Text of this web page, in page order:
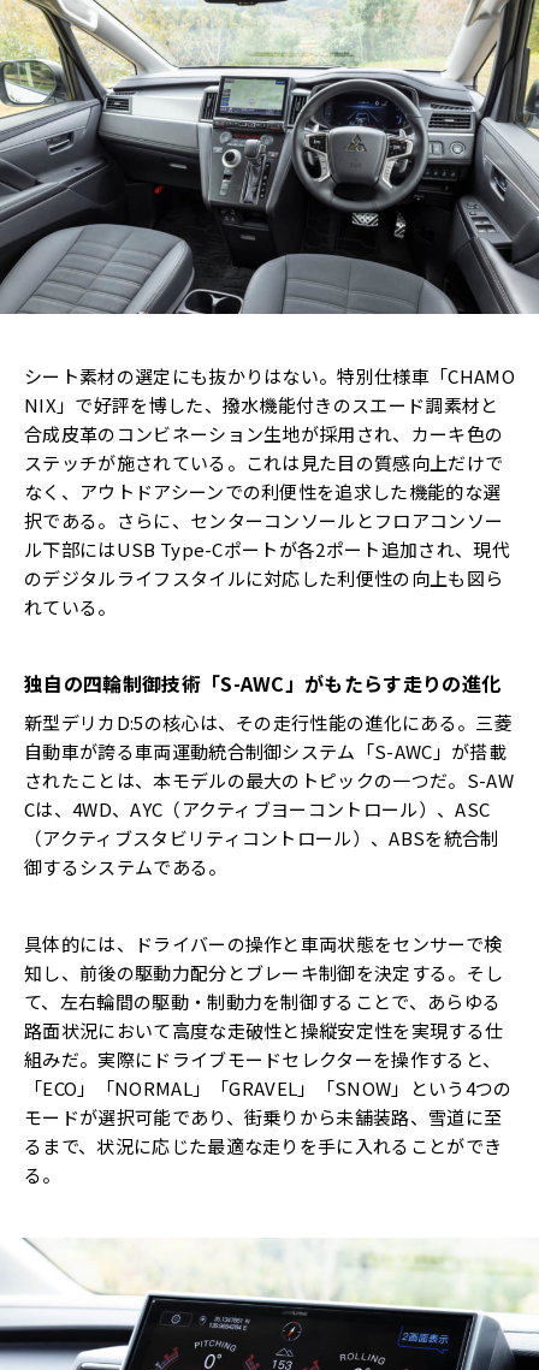
シート素材の選定にも抜かりはない。特別仕様車「CHAMO
NIX」で好評を博した、撥水機能付きのスエード調素材と
合成皮革のコンビネーション生地が採用され、カーキ色の
ステッチが施されている。これは見た目の質感向上だけで
なく、アウトドアシーンでの利便性を追求した機能的な選
択である。さらに、センターコンソールとフロアコンソー
ル下部にはUSB Type-Cポートが各2ポート追加され、現代
のデジタルライフスタイルに対応した利便性の向上も図ら
れている。
独自の四輪制御技術「S-AWC 」がもたらす走りの進化
新型デリカD:5の核心は、その走行性能の進化にある。三菱
自動車が誇る車両運動統合制御システム「S-AWC」が搭載
されたことは、本モデルの最大のトピックの一つだ。S-AW
Cは、4WD、AYC（アクティブヨーコントロール）、ASC
（アクティブスタビリティコントロール）、ABSを統合制
御するシステムである。
具体的には、ドライバーの操作と車両状態をセンサーで検
知し、前後の駆動力配分とブレーキ制御を決定する。そし
て、左右輪間の駆動・制動力を制御することで、あらゆる
路面状況において高度な走破性と操縦安定性を実現する仕
組みだ。実際にドライブモードセレクターを操作すると、
「ECO」「NORMAL」「GRAVEL」「SNOW」という4つの
モードが選択可能であり、街乗りから未舗装路、雪道に至
るまで、状況に応じた最適な走りを手に入れることができ
る。